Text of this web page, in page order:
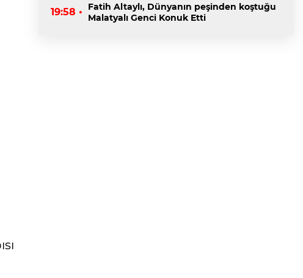
19:58 •
Fatih Altaylı, Dünyanın peşinden koştuğu
Malatyalı Genci Konuk Etti